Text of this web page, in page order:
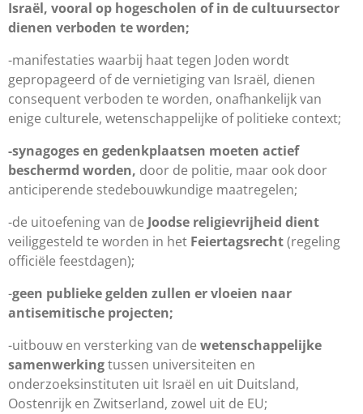
Israël, vooral op hogescholen of in de cultuursector
dienen verboden te worden;
-manifestaties waarbij haat tegen Joden wordt
gepropageerd of de vernietiging van Israël, dienen
consequent verboden te worden, onafhankelijk van
enige culturele, wetenschappelijke of politieke context;
-synagoges en gedenkplaatsen moeten actief
beschermd worden, door de politie, maar ook door
anticiperende stedebouwkundige maatregelen;
-de uitoefening van de Joodse religievrijheid dient
veiliggesteld te worden in het Feiertagsrecht(regeling
officiële feestdagen);
-geen publieke gelden zullen er vloeien naar
antisemitische projecten;
-uitbouw en versterking van de wetenschappelijke
samenwerkingtussen universiteiten en
onderzoeksinstituten uit Israël en uit Duitsland,
Oostenrijk en Zwitserland, zowel uit de EU;